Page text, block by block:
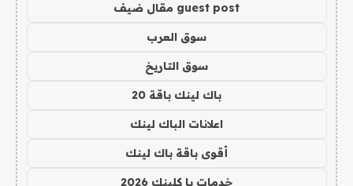
guest post مقال ضيف
سوق العرب
سوق التاريخ
باك لينك باقة 20
اعلانات الباك لينك
أقوى باقة باك لينك
خدمات با كلينك 2026